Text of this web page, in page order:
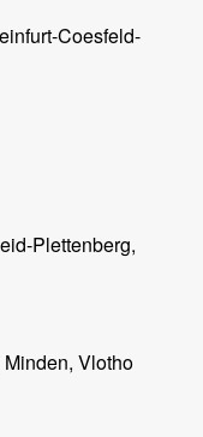
Coesfeld-
Plettenberg,
Vlotho